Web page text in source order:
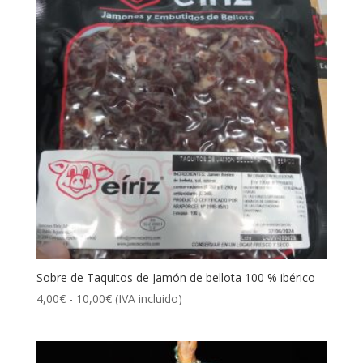
hasta
507,50€
Sobre de Taquitos de Jamón de bellota 100 % ibérico
4,00€ - 10,00€Rango
(IVA incluido)